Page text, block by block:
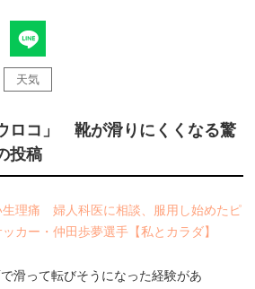
天気
ロコ」 靴が滑りにくくなる驚
投稿
生理痛 婦人科医に相談、服用し始めたピ
カー・仲田歩夢選手【私とカラダ】
滑って転びそうになった経験があ